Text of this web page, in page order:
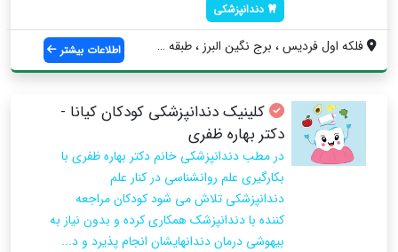
دندانپزشکی
فلکه اول فردیس ، برج نگین البرز ، طبقه س... اطلاعات بیشتر
کلینیک دندانپزشکی کودکان کیانا -
دکتر بهاره ظفری
در مطب دندانپزشکی خانم دکتر بهاره ظفری با
بکارگیری علم روانشناسی در کنار علم
دندانپزشکی تلاش می شود کودکان مراجعه
کننده با دندانپزشک همکاری کرده و بدون نیاز به
بیهوشی درمان دندانهایشان انجام پذیرد و د...